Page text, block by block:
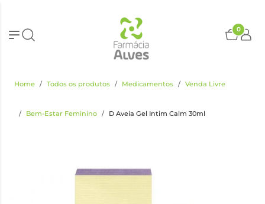
0
Home Todos os produtos Medicamentos Venda Livre
Bem-Estar Feminino D Aveia Gel Intim Calm 30ml